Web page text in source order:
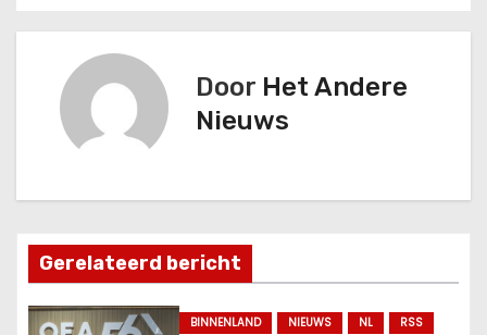
i
a
v
Door Het Andere
Nieuws
Gerelateerd bericht
BINNENLAND NIEUWS NL
RSS